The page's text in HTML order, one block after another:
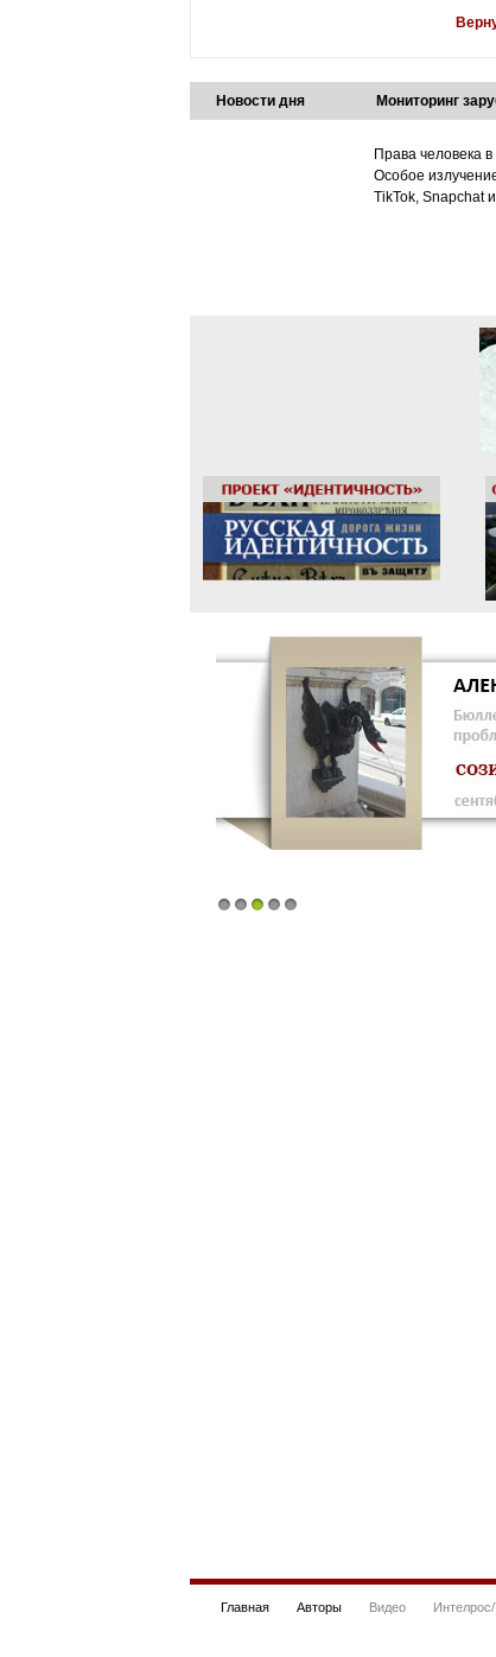
Новости дня Мониторинг
Права человека
Особое
TikTok, Snapchat
Главная Авторы Видео